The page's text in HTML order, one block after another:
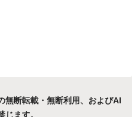
無断転載・無断利用、およびAI
ます。